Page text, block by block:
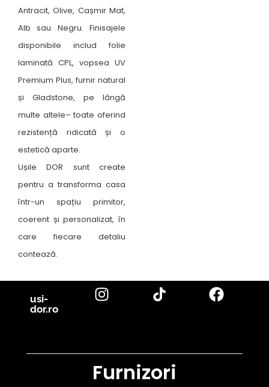
Antracit, Olive, Cașmir Mat,
Alb sau Negru. Finisajele
disponibile includ folie
laminată CPL, vopsea UV
Premium Plus, furnir natural
și Gladstone, pe lângă
multe altele– toate oferind
rezistență ridicată și o
estetică aparte.
Ușile DOR sunt create
pentru a transforma casa
într-un spațiu primitor,
coerent și personalizat, în
care fiecare detaliu
contează.
usi-
dor.ro
Furnizori